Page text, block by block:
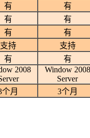
有
有
有
有
有
有
支持
支持
有
有
2008
Window 2008
Server
个月 3个月